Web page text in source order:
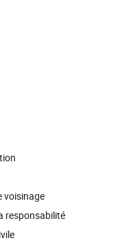
voisinage
responsabilité